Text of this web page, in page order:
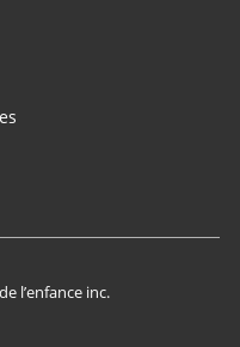
l’enfance inc.